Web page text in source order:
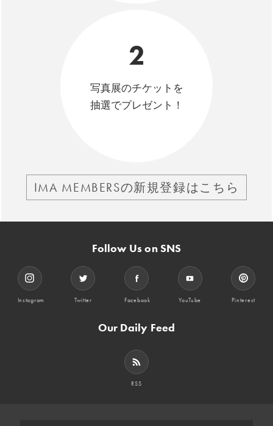
2
写真展のチケットを
抽選でプレゼント！
IMA MEMBERSの新規登録はこちら
Follow Us on SNS
Instagram Twitter Facebook YouTube Pinterest
Our Daily Feed
RSS